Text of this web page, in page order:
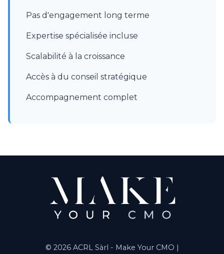
Pas d'engagement long terme
Expertise spécialisée incluse
Scalabilité à la croissance
Accès à du conseil stratégique
Accompagnement complet
© 2026 ACRL Sàrl - Make Your CMO |